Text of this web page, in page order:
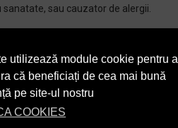
utilizează module cookie pentru a
că beneficiați de cea mai bună
pe site-ul nostru
COOKIES
sau cauzator de alergii.